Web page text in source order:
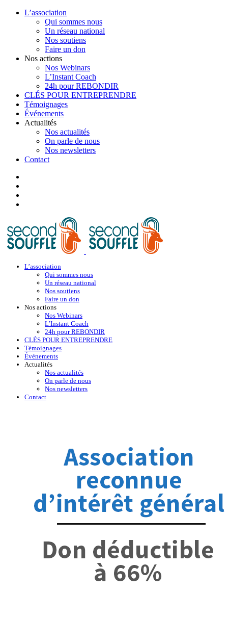
L’association
Qui sommes nous
Un réseau national
Nos soutiens
Faire un don
Nos actions
Nos Webinars
L’Instant Coach
24h pour REBONDIR
CLÉS POUR ENTREPRENDRE
Témoignages
Événements
Actualités
Nos actualités
On parle de nous
Nos newsletters
Contact
L’association
Qui sommes nous
Un réseau national
Nos soutiens
Faire un don
Nos actions
Nos Webinars
L’Instant Coach
24h pour REBONDIR
CLÉS POUR ENTREPRENDRE
Témoignages
Événements
Actualités
Nos actualités
On parle de nous
Nos newsletters
Contact